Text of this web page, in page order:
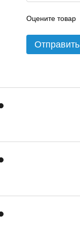
Оцените товар
Отправить